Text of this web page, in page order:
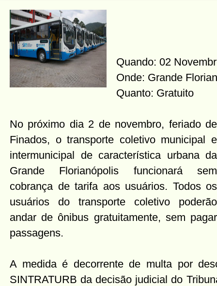
Quando: 02
Onde: Grande
Quanto: Gratuito
No próximo dia 2 de novembro, feriado de
Finados, o transporte coletivo municipal e
intermunicipal de característica urbana da
Grande Florianópolis funcionará sem
cobrança de tarifa aos usuários. Todos os
usuários do transporte coletivo poderão
andar de ônibus gratuitamente, sem pagar
passagens.
A medida é decorrente de multa por
SINTRATURB da decisão judicial do